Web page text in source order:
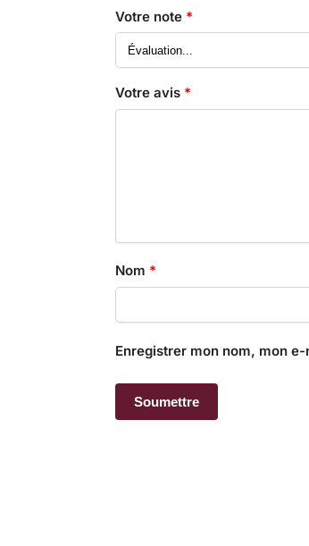
Votre note *
Votre avis *
Nom *
Enregistrer mon nom, mon